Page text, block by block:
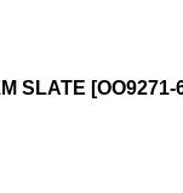
SLATE [